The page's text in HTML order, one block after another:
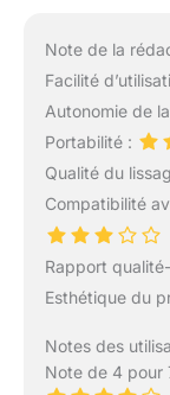
Note de la
Facilité
Autonomie de
Portabilité :
Qualité du
Compatibilité
Rapport
Esthétique du
Notes des
Note de 4 pour